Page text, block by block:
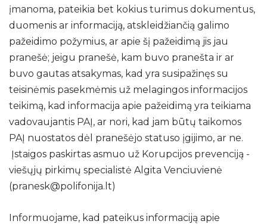
įmanoma, pateikia bet kokius turimus dokumentus,
duomenis ar informaciją, atskleidžiančią galimo
pažeidimo požymius, ar apie šį pažeidimą jis jau
pranešė; jeigu pranešė, kam buvo pranešta ir ar
buvo gautas atsakymas, kad yra susipažinęs su
teisinėmis pasekmėmis už melagingos informacijos
teikimą, kad informacija apie pažeidimą yra teikiama
vadovaujantis PAĮ, ar nori, kad jam būtų taikomos
PAĮ nuostatos dėl pranešėjo statuso įgijimo, ar ne.
Įstaigos paskirtas asmuo už Korupcijos prevenciją -
viešųjų pirkimų specialistė Algita Venciuvienė
(pranesk@polifonija.lt)
Informuojame, kad pateikus informaciją apie